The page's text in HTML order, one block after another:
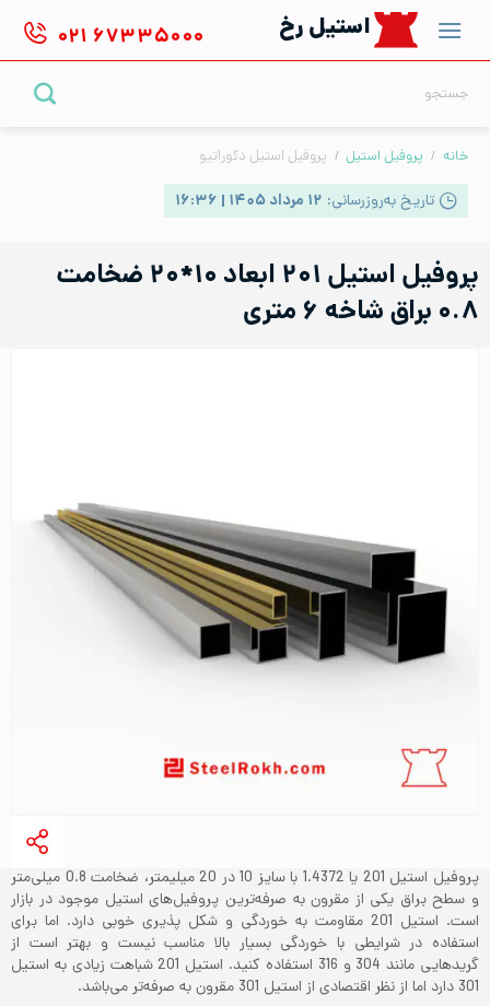
content
استیل رخ ۰۲۱ ۶۷۳۳۵۰۰۰
خانه / پروفیل استیل / پروفیل استیل دکوراتیو
تاریخ به‌روزرسانی: ۱۲ مرداد ۱۴۰۵ | ۱۶:۳۶
پروفیل استیل ۲۰۱ ابعاد ۱۰*۲۰ ضخامت
۰.۸ براق شاخه ۶ متری
پروفیل استیل 201 یا 1.4372 با سایز 10 در 20 میلیمتر، ضخامت 0.8 میلی‌متر
و سطح براق یکی از مقرون به صرفه‌ترین پروفیل‌های استیل موجود در بازار
است. استیل 201 مقاومت به خوردگی و شکل پذیری خوبی دارد. اما برای
استفاده در شرایطی با خوردگی بسیار بالا مناسب نیست و بهتر است از
گریدهایی مانند 304 و 316 استفاده کنید. استیل 201 شباهت زیادی به استیل
301 دارد اما از نظر اقتصادی از استیل 301 مقرون به صرفه‌تر می‌باشد.